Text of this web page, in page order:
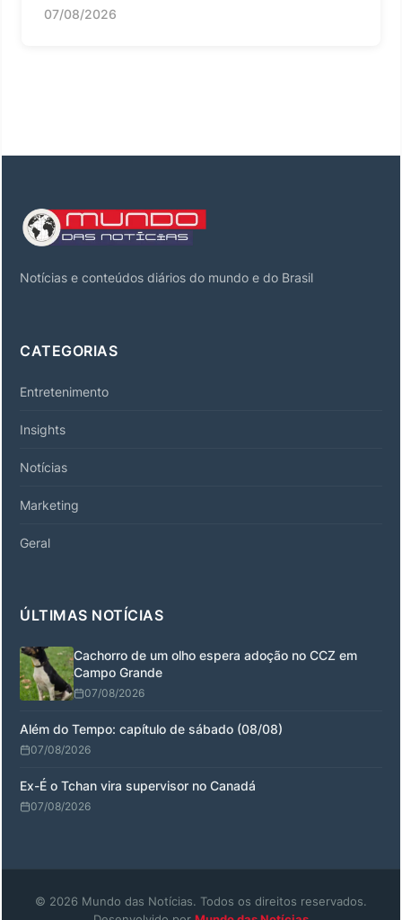
07/08/2026
Notícias e conteúdos diários do mundo e do Brasil
CATEGORIAS
Entretenimento
Insights
Notícias
Marketing
Geral
ÚLTIMAS NOTÍCIAS
Cachorro de um olho espera adoção no CCZ em
Campo Grande
07/08/2026
Além do Tempo: capítulo de sábado (08/08)
07/08/2026
Ex-É o Tchan vira supervisor no Canadá
07/08/2026
© 2026 Mundo das Notícias. Todos os direitos reservados.